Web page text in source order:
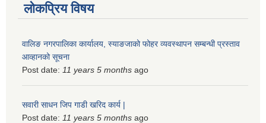
लोकप्रिय विषय
वालिङ नगरपालिका कार्यालय, स्याङजाको फोहर व्यवस्थापन सम्बन्धी प्रस्ताव
आव्हानको सूचना
Post date: 11 years 5 months ago
सवारी साधन जिप गाडी खरिद कार्य |
Post date: 11 years 5 months ago